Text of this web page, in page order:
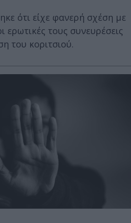
ότι είχε φανερή σχέση με
ερωτικές τους συνευρέσεις
του κοριτσιού.